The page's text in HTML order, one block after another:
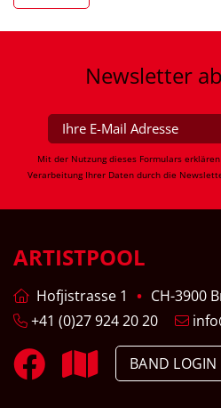
Newsletter
Mit der Nutzung dieses Formulars
Verarbeitung Ihrer Daten durch die
ARTISTPOOL
Hofjistrasse 1
CH-3900
+41 (0)27 924 20 20
BAND LOGIN